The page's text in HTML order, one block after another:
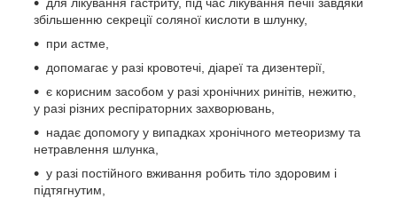
збільшенню секреції соляної кислоти в шлунку,
при астме,
допомагає у разі кровотечі, діареї та дизентерії,
є корисним засобом у разі хронічних ринітів, нежитю,
у разі різних респіраторних захворювань,
надає допомогу у випадках хронічного метеоризму та
нетравлення шлунка,
у разі постійного вживання робить тіло здоровим і
підтягнутим,